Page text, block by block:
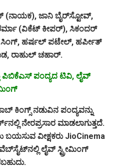
ಜಾನಿ ಬೈರ್‌ಸ್ಟೋವ್,
(ವಿಕೆಟ್ ಕೀಪರ್), ಸಿಕಂದರ್
ಸಿಂಗ್, ಹರ್ಷಲ್ ಪಟೇಲ್, ಹರ್ಪೀತ್
ರಾಹುಲ್ ಚಹಾರ್.
ಪಿಬಿಕೆಎಸ್ ಪಂದ್ಯದ ಟಿವಿ, ಲೈವ್
ಕಿಂಗ್ಸ್ ನಡುವಿನ ಪಂದ್ಯವನ್ನು
ನೇರಪ್ರಸಾರ ಮಾಡಲಾಗುತ್ತದೆ.
ಬಯಸುವ ವೀಕ್ಷಕರು JioCinema
ಲೈವ್ ಸ್ಟ್ರೀಮಿಂಗ್